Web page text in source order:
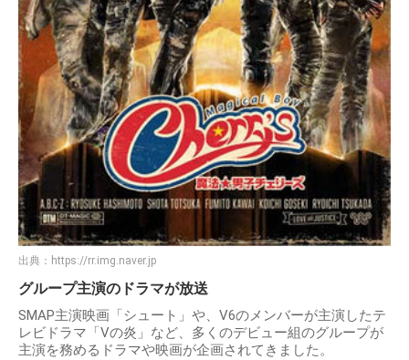
出典： https://rr.img.naver.jp
グループ主演のドラマが放送
SMAP主演映画「シュート」や、V6のメンバーが主演したテ
レビドラマ「Vの炎」など、多くのデビュー組のグループが
主演を務めるドラマや映画が企画されてきました。